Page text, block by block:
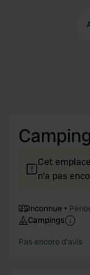
Cet
n'a pas
Inconnue
Campings
Pas encore d'avis